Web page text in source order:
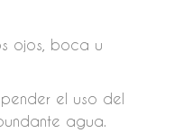
ojos, boca u
el uso del
agua.